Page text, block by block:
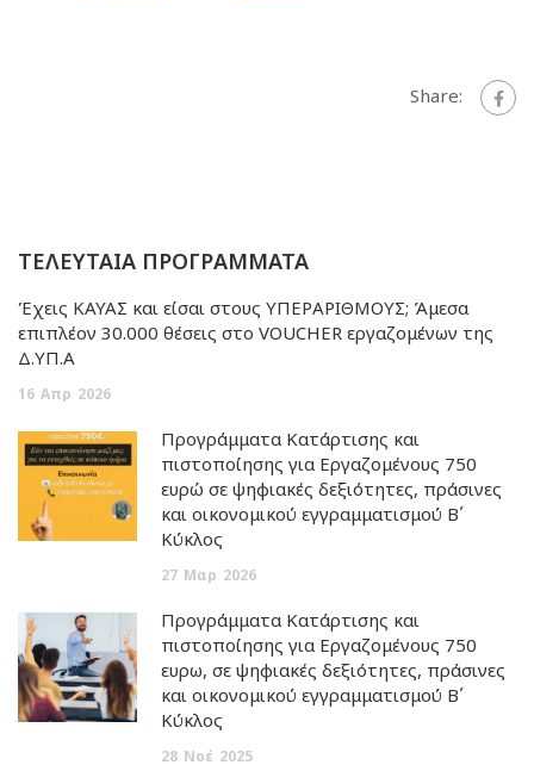
Share:
ΤΕΛΕΥΤΑΙΑ ΠΡΟΓΡΑΜΜΑΤΑ
Έχεις ΚΑΥΑΣ και είσαι στους ΥΠΕΡΑΡΙΘΜΟΥΣ; Άμεσα
επιπλέον 30.000 θέσεις στο VOUCHER εργαζομένων της
Δ.ΥΠ.Α
16 Απρ 2026
Προγράμματα Κατάρτισης και
πιστοποίησης για Εργαζομένους 750
ευρώ σε ψηφιακές δεξιότητες, πράσινες
και οικονομικού εγγραμματισμού Β΄
Κύκλος
27 Μαρ 2026
Προγράμματα Κατάρτισης και
πιστοποίησης για Εργαζομένους 750
ευρω, σε ψηφιακές δεξιότητες, πράσινες
και οικονομικού εγγραμματισμού Β΄
Κύκλος
28 Νοέ 2025